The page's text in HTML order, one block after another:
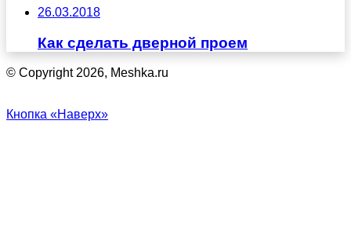
26.03.2018
Как сделать дверной проем
© Copyright 2026, Meshka.ru
Кнопка «Наверх»